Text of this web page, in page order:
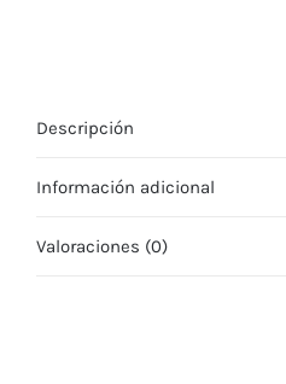
Descripción
Información adicional
Valoraciones (0)